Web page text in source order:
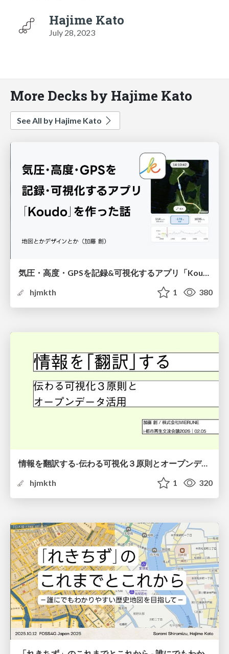
Hajime Kato
July 28, 2023
More Decks by Hajime Kato
See All by Hajime Kato
気圧・高度・GPSを記録&可視化するアプリ「Koudo」を作った話
hjmkth
1 380
情報を翻訳する-伝わる可視化３原則とオープンデータ活用-
hjmkth
1 320